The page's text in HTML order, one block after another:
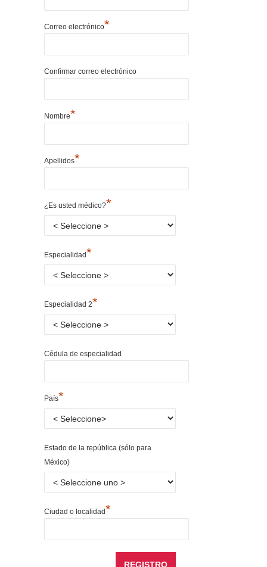
Correo electrónico*
Confirmar correo electrónico
Nombre*
Apellidos*
¿Es usted médico?*
Especialidad*
Especialidad 2*
Cédula de especialidad
País*
Estado de la república (sólo para
México)
Ciudad o localidad*